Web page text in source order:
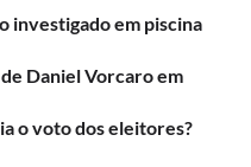
investigado em piscina
Daniel Vorcaro em
o voto dos eleitores?